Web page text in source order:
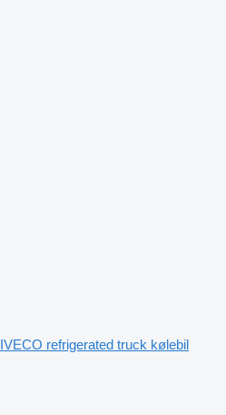
IVECO refrigerated truck kølebil